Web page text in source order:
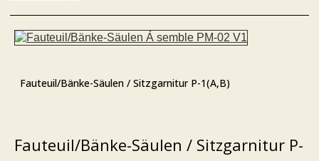
Fauteuil/Bänke-Säulen / Sitzgarnitur P-1(A,B)
Fauteuil/Bänke-Säulen / Sitzgarnitur P-